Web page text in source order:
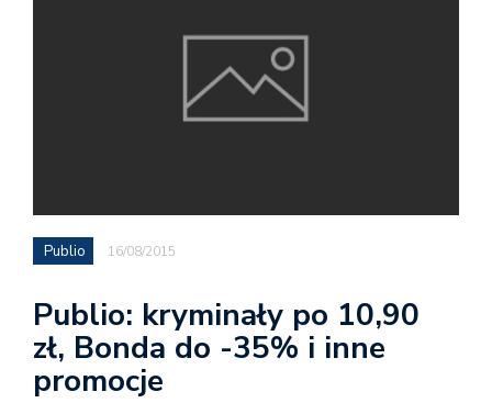
Publio 16/08/2015
Publio: kryminały po 10,90
zł, Bonda do -35% i inne
promocje